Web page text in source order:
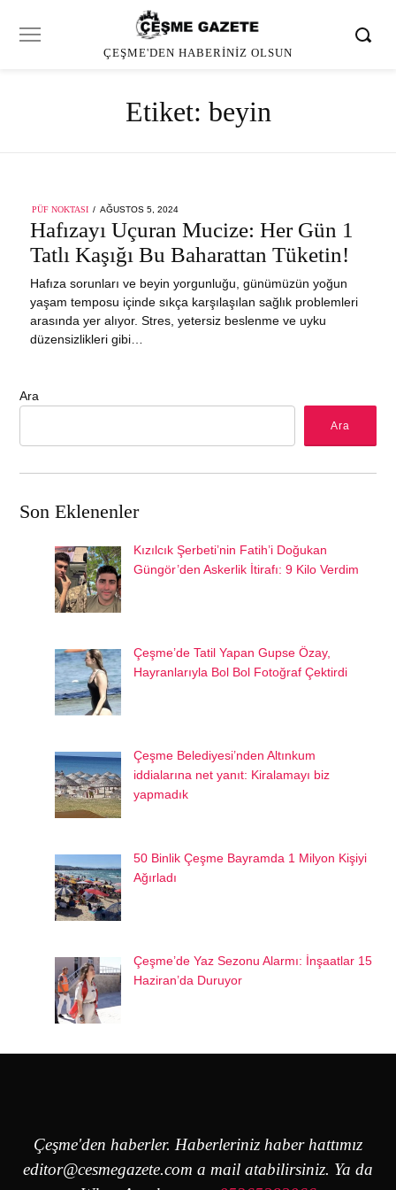
ÇEŞME'DEN HABERINIZ OLSUN
Etiket: beyin
PÜF NOKTASI
POSTED
AĞUSTOS 5, 2024
Hafızayı Uçuran Mucize: Her Gün 1
Tatlı Kaşığı Bu Baharattan Tüketin!
Hafıza sorunları ve beyin yorgunluğu, günümüzün yoğun
yaşam temposu içinde sıkça karşılaşılan sağlık problemleri
arasında yer alıyor. Stres, yetersiz beslenme ve uyku
düzensizlikleri gibi…
Ara
Ara
Son Eklenenler
Kızılcık Şerbeti’nin Fatih’i Doğukan
Güngör’den Askerlik İtirafı: 9 Kilo Verdim
Çeşme’de Tatil Yapan Gupse Özay,
Hayranlarıyla Bol Bol Fotoğraf Çektirdi
Çeşme Belediyesi’nden Altınkum
iddialarına net yanıt: Kiralamayı biz
yapmadık
50 Binlik Çeşme Bayramda 1 Milyon Kişiyi
Ağırladı
Çeşme’de Yaz Sezonu Alarmı: İnşaatlar 15
Haziran’da Duruyor
Çeşme'den haberler. Haberleriniz haber hattımız
editor@cesmegazete.com a mail atabilirsiniz. Ya da